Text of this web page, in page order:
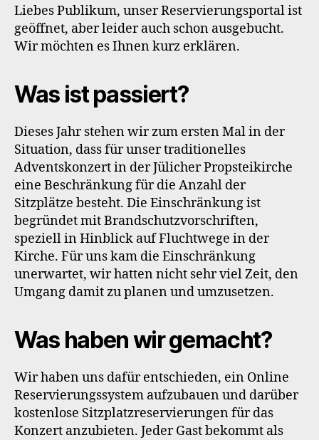
Die
Nachfrage
war
überwältigend
Liebes Publikum, unser Reservierungsportal ist
geöffnet, aber leider auch schon ausgebucht.
Wir möchten es Ihnen kurz erklären.
Was ist passiert?
Dieses Jahr stehen wir zum ersten Mal in der
Situation, dass für unser traditionelles
Adventskonzert in der Jülicher Propsteikirche
eine Beschränkung für die Anzahl der
Sitzplätze besteht. Die Einschränkung ist
begründet mit Brandschutzvorschriften,
speziell in Hinblick auf Fluchtwege in der
Kirche. Für uns kam die Einschränkung
unerwartet, wir hatten nicht sehr viel Zeit, den
Umgang damit zu planen und umzusetzen.
Was haben wir gemacht?
Wir haben uns dafür entschieden, ein Online
Reservierungssystem aufzubauen und darüber
kostenlose Sitzplatzreservierungen für das
Konzert anzubieten. Jeder Gast bekommt als